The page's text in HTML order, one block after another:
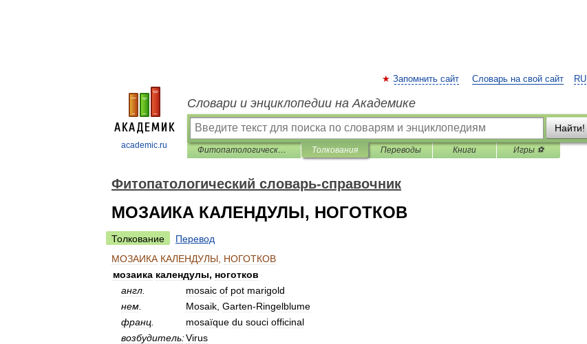
academic.ru
RU
Запомнить сайт Словарь на свой сайт
Словари и энциклопедии на Академике
Найти!
Фитопатологический словарь-справочник Толкования Переводы Книги Игры ⚽
Фитопатологический словарь-справочник
МОЗАИКА КАЛЕНДУЛЫ, НОГОТКОВ
Толкование
Перевод
МОЗАИКА КАЛЕНДУЛЫ НОГОТКОВ
мозаика календулы, ноготков
англ
mosaic of pot marigold
нем
Mosaik Garten-Ringelblume
франц
mosaïque du souci officinal
возбудитель:Virus